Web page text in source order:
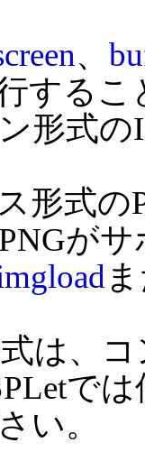
、
する
形式の
形式の
が
は、
で
い。